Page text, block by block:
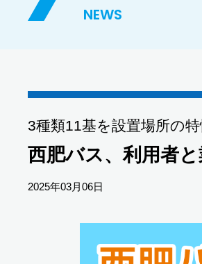
NEWS
3種類11基を設置場所の
西肥バス、利用者
2025年03月06日